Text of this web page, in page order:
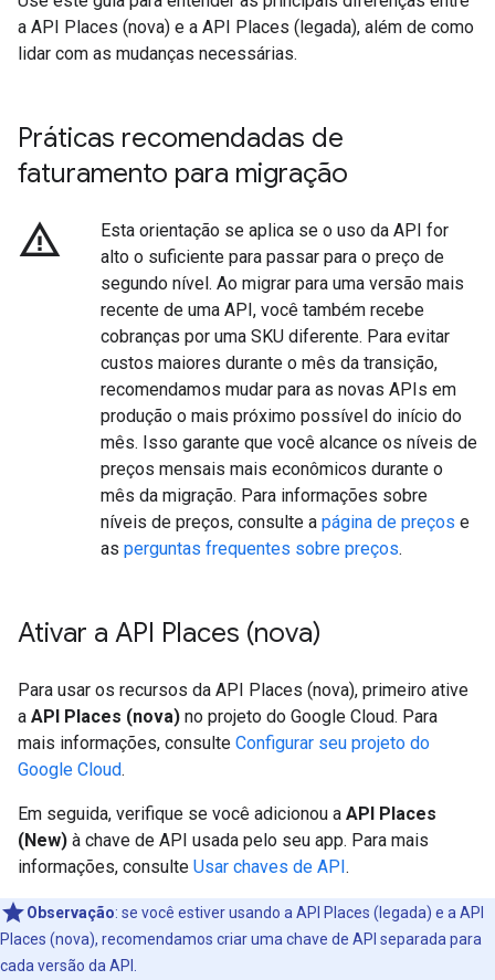
a API Places (nova) e a API Places (legada), além de como
lidar com as mudanças necessárias.
Práticas recomendadas de
faturamento para migração
warning_amber
Esta orientação se aplica se o uso da API for
alto o suficiente para passar para o preço de
segundo nível. Ao migrar para uma versão mais
recente de uma API, você também recebe
cobranças por uma SKU diferente. Para evitar
custos maiores durante o mês da transição,
recomendamos mudar para as novas APIs em
produção o mais próximo possível do início do
mês. Isso garante que você alcance os níveis de
preços mensais mais econômicos durante o
mês da migração. Para informações sobre
níveis de preços, consulte a página de preços e
as perguntas frequentes sobre preços.
Ativar a API Places (nova)
Para usar os recursos da API Places (nova), primeiro ative
a API Places (nova) no projeto do Google Cloud. Para
mais informações, consulte Configurar seu projeto do
Google Cloud.
Em seguida, verifique se você adicionou a API Places
(New) à chave de API usada pelo seu app. Para mais
informações, consulte Usar chaves de API.
Observação: se você estiver usando a API Places (legada) e a API
Places (nova), recomendamos criar uma chave de API separada para
cada versão da API.